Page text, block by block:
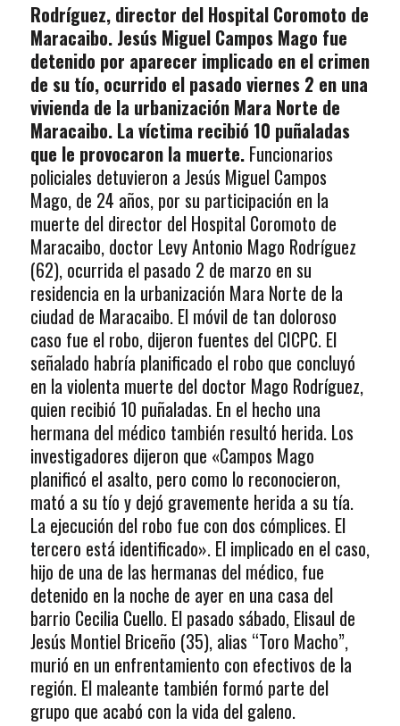
Rodríguez, director del Hospital Coromoto de
Maracaibo. Jesús Miguel Campos Mago fue
detenido por aparecer implicado en el crimen
de su tío, ocurrido el pasado viernes 2 en una
vivienda de la urbanización Mara Norte de
Maracaibo. La víctima recibió 10 puñaladas
que le provocaron la muerte. Funcionarios
policiales detuvieron a Jesús Miguel Campos
Mago, de 24 años, por su participación en la
muerte del director del Hospital Coromoto de
Maracaibo, doctor Levy Antonio Mago Rodríguez
(62), ocurrida el pasado 2 de marzo en su
residencia en la urbanización Mara Norte de la
ciudad de Maracaibo. El móvil de tan doloroso
caso fue el robo, dijeron fuentes del CICPC. El
señalado habría planificado el robo que concluyó
en la violenta muerte del doctor Mago Rodríguez,
quien recibió 10 puñaladas. En el hecho una
hermana del médico también resultó herida. Los
investigadores dijeron que «Campos Mago
planificó el asalto, pero como lo reconocieron,
mató a su tío y dejó gravemente herida a su tía.
La ejecución del robo fue con dos cómplices. El
tercero está identificado». El implicado en el caso,
hijo de una de las hermanas del médico, fue
detenido en la noche de ayer en una casa del
barrio Cecilia Cuello. El pasado sábado, Elisaul de
Jesús Montiel Briceño (35), alias “Toro Macho”,
murió en un enfrentamiento con efectivos de la
región. El maleante también formó parte del
grupo que acabó con la vida del galeno.